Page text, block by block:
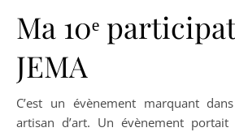
Ma 10ᵉ
JEMA
C’est un évènement marquant dans le calendrier d’un
artisan d’art. Un évènement portait